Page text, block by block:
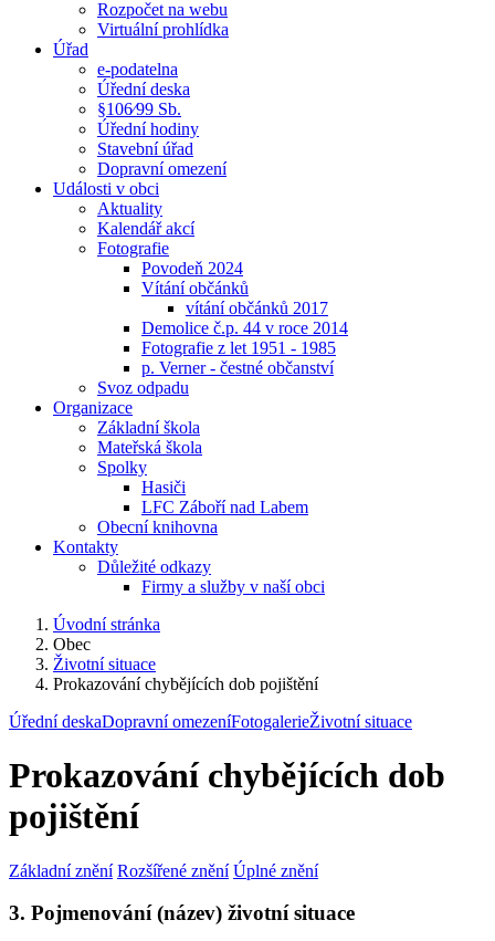
Rozpočet na webu
Virtuální prohlídka
Úřad
e-podatelna
Úřední deska
§106⁄99 Sb.
Úřední hodiny
Stavební úřad
Dopravní omezení
Události v obci
Aktuality
Kalendář akcí
Fotografie
Povodeň 2024
Vítání občánků
vítání občánků 2017
Demolice č.p. 44 v roce 2014
Fotografie z let 1951 - 1985
p. Verner - čestné občanství
Svoz odpadu
Organizace
Základní škola
Mateřská škola
Spolky
Hasiči
LFC Záboří nad Labem
Obecní knihovna
Kontakty
Důležité odkazy
Firmy a služby v naší obci
Úvodní stránka
Obec
Životní situace
Prokazování chybějících dob pojištění
Úřední deskaDopravní omezeníFotogalerieŽivotní situace
Prokazování chybějících dob
pojištění
Základní znění Rozšířené znění Úplné znění
3. Pojmenování (název) životní situace